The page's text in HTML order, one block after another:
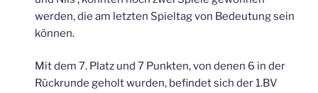
werden, die am letzten Spieltag von Bedeutung sein
können.
Mit dem 7. Platz und 7 Punkten, von denen 6 in der
Rückrunde geholt wurden, befindet sich der 1.BV